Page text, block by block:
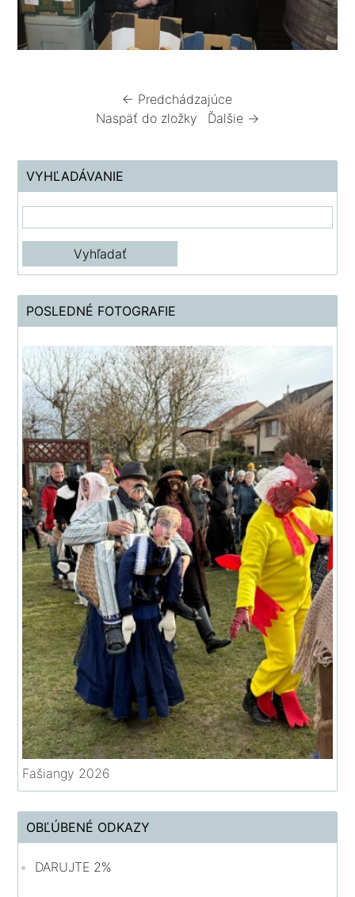
← Predchádzajúce
Naspäť do zložky
Ďalšie →
VYHĽADÁVANIE
POSLEDNÉ FOTOGRAFIE
Fašiangy 2026
OBĽÚBENÉ ODKAZY
DARUJTE 2%